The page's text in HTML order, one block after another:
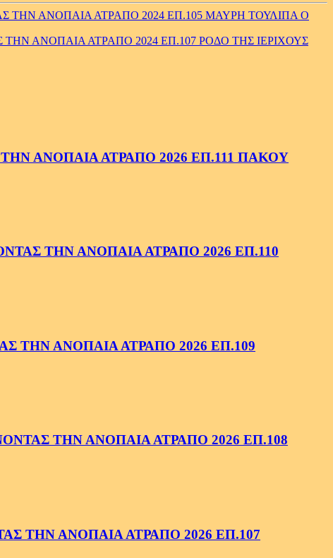
ΑΝΟΠΑΙΑ ΑΤΡΑΠΟ 2024 ΕΠ.105 ΜΑΥΡΗ ΤΟΥΛΙΠΑ Ο
ΑΝΟΠΑΙΑ ΑΤΡΑΠΟ 2024 ΕΠ.107 ΡΟΔΟ ΤΗΣ ΙΕΡΙΧΟΥΣ
ΑΝΟΠΑΙΑ ΑΤΡΑΠΟ 2026 ΕΠ.111 ΠΑΚΟΥ
ΤΗΝ ΑΝΟΠΑΙΑ ΑΤΡΑΠΟ 2026 ΕΠ.110
ΤΗΝ ΑΝΟΠΑΙΑ ΑΤΡΑΠΟ 2026 ΕΠ.109
ΤΗΝ ΑΝΟΠΑΙΑ ΑΤΡΑΠΟ 2026 ΕΠ.108
ΤΗΝ ΑΝΟΠΑΙΑ ΑΤΡΑΠΟ 2026 ΕΠ.107